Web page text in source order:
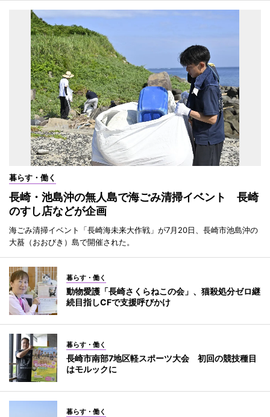
暮らす・働く
長崎・池島沖の無人島で海ごみ清掃イベント 長崎
のすし店などが企画
海ごみ清掃イベント「長崎海未来大作戦」が7月20日、長崎市池島沖の
大蟇（おおびき）島で開催された。
暮らす・働く
動物愛護「長崎さくらねこの会」、猫殺処分ゼロ継
続目指しCFで支援呼びかけ
暮らす・働く
長崎市南部7地区軽スポーツ大会 初回の競技種目
はモルックに
暮らす・働く